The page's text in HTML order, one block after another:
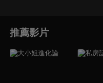
推薦影片